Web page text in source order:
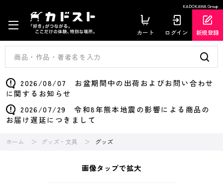
KADOKAWA Group
カート ログイン 新規登録
2026/08/07 お盆期間中の出荷およびお問い合わせ
に関するお知らせ
2026/07/29 令和8年熊本地震の影響による商品の
お届け遅延につきまして
ホーム グッズ・文具 グッズ
画像タップで拡大